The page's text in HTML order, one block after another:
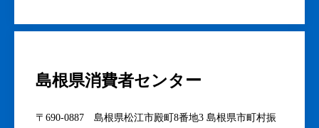
島根県消費者センター
〒690-0887 島根県松江市殿町8番地3 島根県市町村振